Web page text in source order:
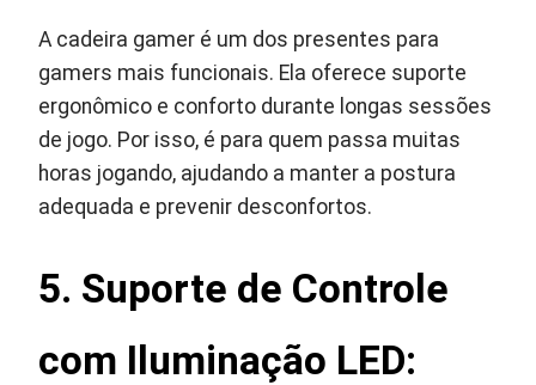
A cadeira gamer é um dos presentes para
gamers mais funcionais. Ela oferece suporte
ergonômico e conforto durante longas sessões
de jogo. Por isso, é para quem passa muitas
horas jogando, ajudando a manter a postura
adequada e prevenir desconfortos.
5. Suporte de Controle
com Iluminação LED: